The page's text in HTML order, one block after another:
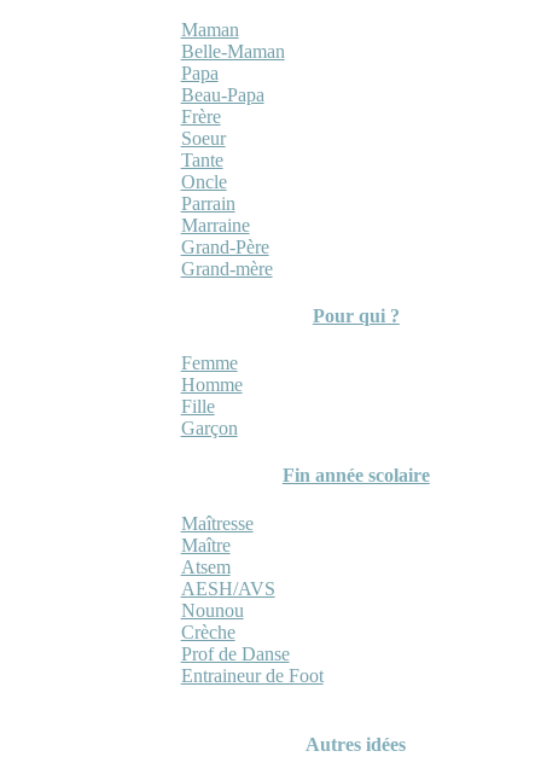
Maman
Belle-Maman
Papa
Beau-Papa
Frère
Soeur
Tante
Oncle
Parrain
Marraine
Grand-Père
Grand-mère
Pour qui ?
Femme
Homme
Fille
Garçon
Fin année scolaire
Maîtresse
Maître
Atsem
AESH/AVS
Nounou
Crèche
Prof de Danse
Entraineur de Foot
Autres idées